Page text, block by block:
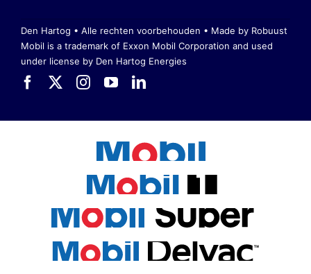
Den Hartog • Alle rechten voorbehouden • Made by Robuust
Mobil is a trademark of Exxon Mobil Corporation and used
under license by Den Hartog Energies